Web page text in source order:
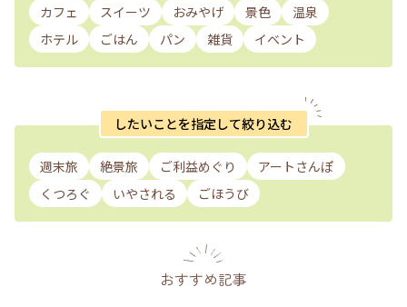
カフェ スイーツ おみやげ 景色
温泉
ホテル
ごはん パン 雑貨 イベント
したいことを指定して絞り込む
週末旅 絶景旅 ご利益めぐり
アートさんぽ
くつろぐ
いやされる ごほうび
おすすめ記事